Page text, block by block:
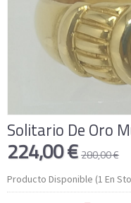
Solitario De Oro
224,00 €280,00 €
Producto Disponible (1 En